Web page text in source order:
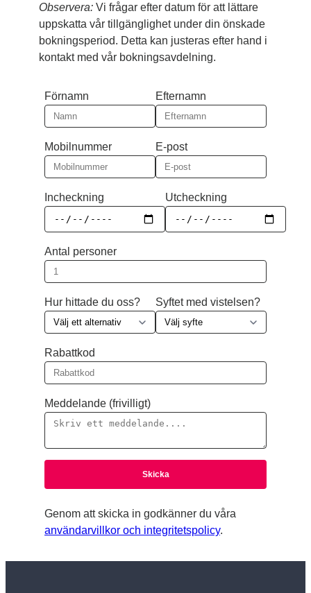
Observera: Vi frågar efter datum för att lättare
uppskatta vår tillgänglighet under din önskade
bokningsperiod. Detta kan justeras efter hand i
kontakt med vår bokningsavdelning.
Förnamn Efternamn
Mobilnummer E-post
Incheckning Utcheckning
Antal personer
Hur hittade du oss? Syftet med vistelsen?
Rabattkod
Meddelande (frivilligt)
Genom att skicka in godkänner du våra
användarvillkor och integritetspolicy.